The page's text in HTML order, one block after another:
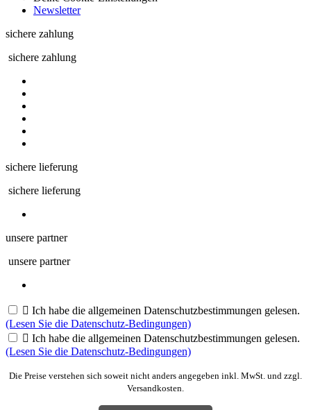
Newsletter
sichere zahlung
sichere zahlung
sichere lieferung
sichere lieferung
unsere partner
unsere partner
 Ich habe die allgemeinen Datenschutzbestimmungen gelesen.
(Lesen Sie die Datenschutz-Bedingungen)
 Ich habe die allgemeinen Datenschutzbestimmungen gelesen.
(Lesen Sie die Datenschutz-Bedingungen)
Die Preise verstehen sich soweit nicht anders angegeben inkl. MwSt. und zzgl.
Versandkosten.